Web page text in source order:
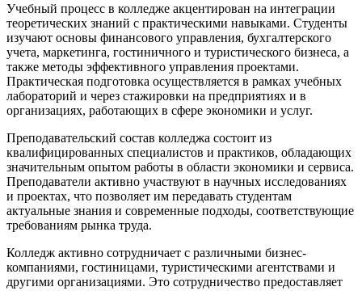
Учебный процесс в колледже акцентирован на интеграции
теоретических знаний с практическими навыками. Студенты
изучают основы финансового управления, бухгалтерского
учета, маркетинга, гостиничного и туристического бизнеса, а
также методы эффективного управления проектами.
Практическая подготовка осуществляется в рамках учебных
лабораторий и через стажировки на предприятиях и в
организациях, работающих в сфере экономики и услуг.
Преподавательский состав колледжа состоит из
квалифицированных специалистов и практиков, обладающих
значительным опытом работы в области экономики и сервиса.
Преподаватели активно участвуют в научных исследованиях
и проектах, что позволяет им передавать студентам
актуальные знания и современные подходы, соответствующие
требованиям рынка труда.
Колледж активно сотрудничает с различными бизнес-
компаниями, гостиницами, туристическими агентствами и
другими организациями. Это сотрудничество предоставляет